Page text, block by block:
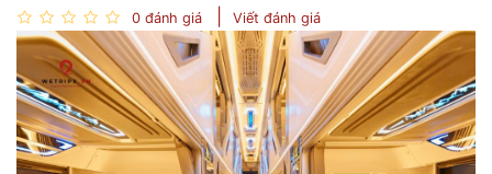
0 đánh giá Viết đánh giá